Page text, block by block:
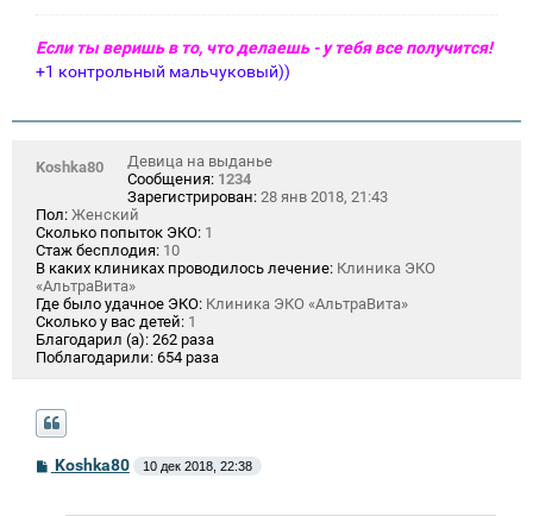
Если ты веришь в то, что делаешь - у тебя все получится!
+1 контрольный мальчуковый))
Koshka80
Девица на выданье
Сообщения: 1234
Зарегистрирован: 28 янв 2018, 21:43
Пол: Женский
Сколько попыток ЭКО: 1
Стаж бесплодия: 10
В каких клиниках проводилось лечение: Клиника ЭКО
«АльтраВита»
Где было удачное ЭКО: Клиника ЭКО «АльтраВита»
Сколько у вас детей: 1
Благодарил (а): 262 раза
Поблагодарили: 654 раза
СKoshka80 10 дек 2018, 22:38